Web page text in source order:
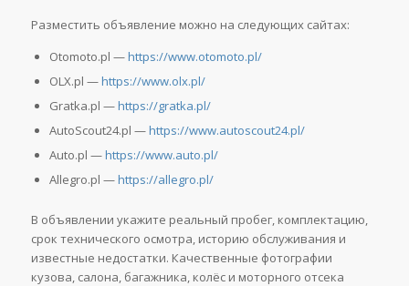
Разместить объявление можно на следующих сайтах:
Otomoto.pl —https://www.otomoto.pl/
OLX.pl —https://www.olx.pl/
Gratka.pl —https://gratka.pl/
AutoScout24.pl —https://www.autoscout24.pl/
Auto.pl —https://www.auto.pl/
Allegro.pl —https://allegro.pl/
В объявлении укажите реальный пробег, комплектацию,
срок технического осмотра, историю обслуживания и
известные недостатки. Качественные фотографии
кузова, салона, багажника, колёс и моторного отсека